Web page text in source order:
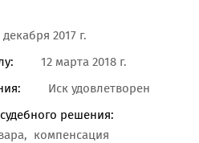
2017 г.
12 марта 2018 г.
Иск удовлетворен
решения:
компенсация